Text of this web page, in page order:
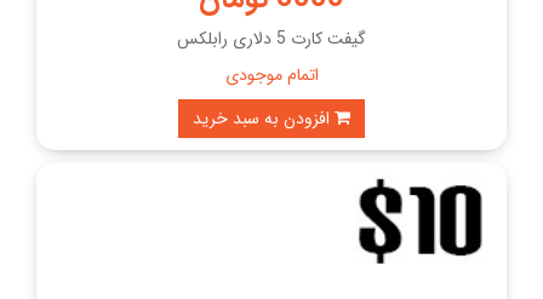
گیفت کارت 5 دلاری رابلکس
اتمام موجودی
افزودن به سبد خرید